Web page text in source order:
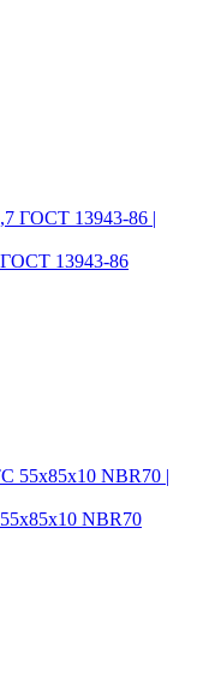
ГОСТ 13943-86
NBR70